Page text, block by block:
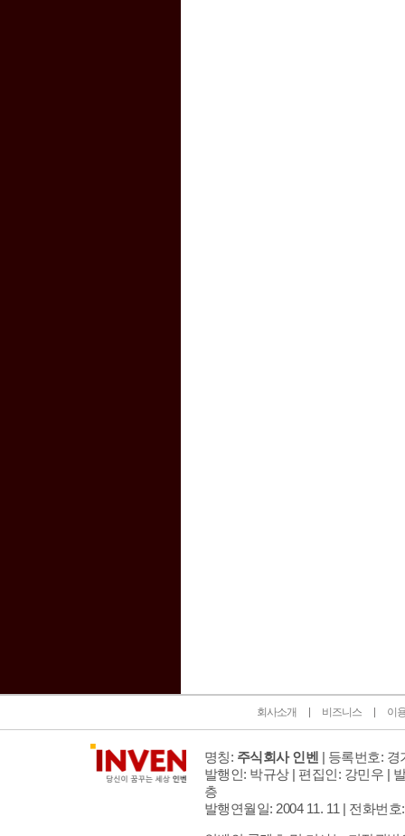
회사소개 비즈니스 이
명칭: 주식회사 인벤 | 등록번호: 경
발행인: 박규상 | 편집인: 강민우 |
층
발행연월일: 2004 11. 11 | 전화번호